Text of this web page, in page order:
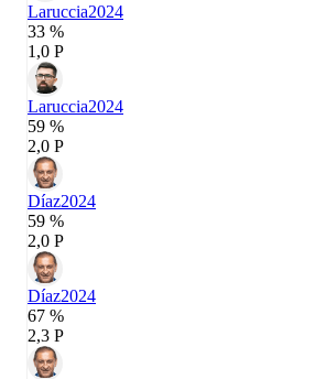
Laruccia2024
33 %
1,0 P
Laruccia2024
59 %
2,0 P
Díaz2024
59 %
2,0 P
Díaz2024
67 %
2,3 P